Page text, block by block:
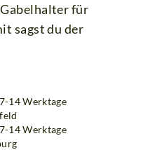
für
sagst du der
14 Werktage
14 Werktage